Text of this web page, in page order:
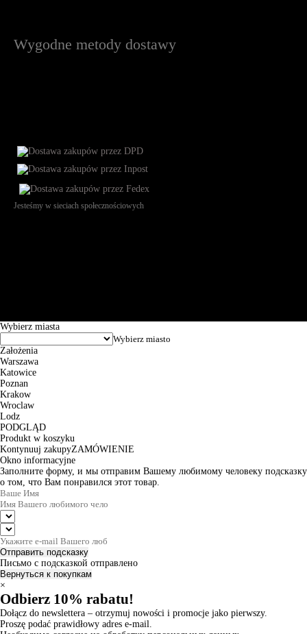
Wygodne metody dostawy
Jesteśmy w sieciach społecznościowych
Wybierz miasta
Założenia
Warszawa
Katowice
Poznan
Krakow
Wroclaw
Lodz
PODGLĄD
Produkt w koszyku
Kontynuuj zakupyZAMÓWIENIE
Okno informacyjne
Заполните форму, и мы отправим Вашему любимому человеку подсказку
о том, что Вам понравился этот товар.
Отправить подсказку
Письмо с подсказкой отправлено
Вернуться к покупкам
×
Odbierz 10% rabatu!
Dołącz do newslettera – otrzymuj nowości i promocje jako pierwszy.
Proszę podać prawidłowy adres e-mail.